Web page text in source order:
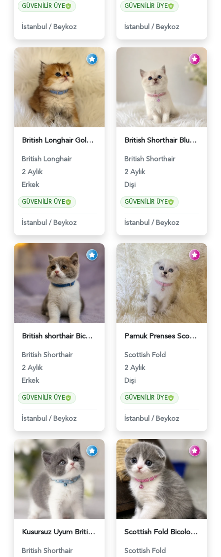
GÜVENILIR ÜYE
İstanbul / Beykoz
GÜVENILIR ÜYE
İstanbul / Beykoz
British Longhair Golden Erkek Yavrumuz - 5910
British Longhair
2 Aylık
Erkek
GÜVENILIR ÜYE
İstanbul / Beykoz
British Shorthair Blue Point Kızımız 2 Aylık - 5149
British Shorthair
2 Aylık
Dişi
GÜVENILIR ÜYE
İstanbul / Beykoz
British shorthair Bicolor Lilac Erkek - 5905
British Shorthair
2 Aylık
Erkek
GÜVENILIR ÜYE
İstanbul / Beykoz
Pamuk Prenses Scottish Fold Maviş Yavrumuz - 6009
Scottish Fold
2 Aylık
Dişi
GÜVENILIR ÜYE
İstanbul / Beykoz
Kusursuz Uyum British Shorthair Bi Color Erkek - 6011
British Shorthair
Scottish Fold Bicolor Lilac Dişi - 6014
Scottish Fold